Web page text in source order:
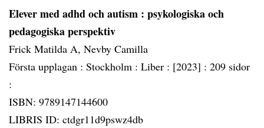
Elever med adhd och autism : psykologiska och
pedagogiska perspektiv
Frick Matilda A, Nevby Camilla
Första upplagan : Stockholm : Liber : [2023] : 209 sidor
:
ISBN: 9789147144600
LIBRIS ID: ctdgr11d9pswz4db